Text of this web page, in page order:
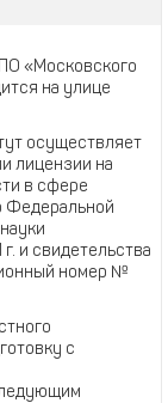
«Московского
на улице
осуществляет
лицензии на
в сфере
Федеральной
и свидетельства
номер №
с